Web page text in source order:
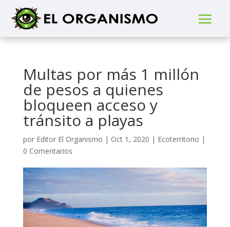
Multas por más 1 millón
de pesos a quienes
bloqueen acceso y
tránsito a playas
por Editor El Organismo | Oct 1, 2020 | Ecoterritorio |
0 Comentarios